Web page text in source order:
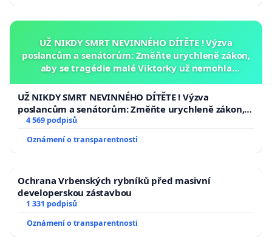
UŽ NIKDY SMRT NEVINNÉHO DÍTĚTE ! Výzva
poslancům a senátorům: Změňte urychleně zákon,
aby se tragédie malé Viktorky už nemohla
UŽ NIKDY SMRT NEVINNÉHO DÍTĚTE ! Výzva
poslancům a senátorům: Změňte urychleně zákon,
aby se tragédie malé Viktorky už nemohla opakovat!
4 569 podpisů
Oznámení o transparentnosti
Ochrana Vrbenských rybníků před masivní
developerskou zástavbou
1 331 podpisů
Oznámení o transparentnosti